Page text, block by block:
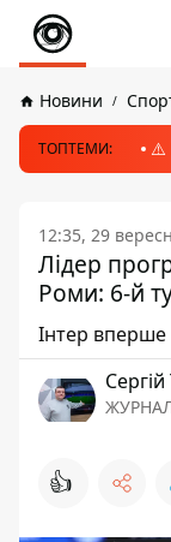
Новини
ТОПТЕМИ: ⚠️
12:35, 29
Лідер
Роми: 6-й
Інтер
👍